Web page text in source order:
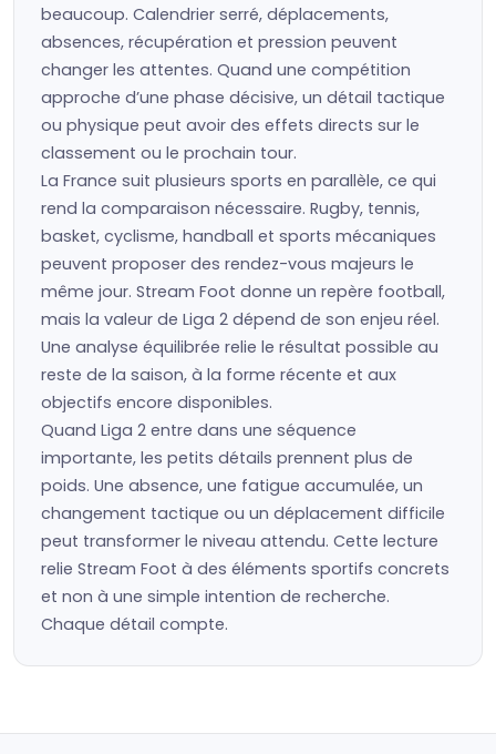
beaucoup. Calendrier serré, déplacements,
absences, récupération et pression peuvent
changer les attentes. Quand une compétition
approche d’une phase décisive, un détail tactique
ou physique peut avoir des effets directs sur le
classement ou le prochain tour.
La France suit plusieurs sports en parallèle, ce qui
rend la comparaison nécessaire. Rugby, tennis,
basket, cyclisme, handball et sports mécaniques
peuvent proposer des rendez-vous majeurs le
même jour. Stream Foot donne un repère football,
mais la valeur de Liga 2 dépend de son enjeu réel.
Une analyse équilibrée relie le résultat possible au
reste de la saison, à la forme récente et aux
objectifs encore disponibles.
Quand Liga 2 entre dans une séquence
importante, les petits détails prennent plus de
poids. Une absence, une fatigue accumulée, un
changement tactique ou un déplacement difficile
peut transformer le niveau attendu. Cette lecture
relie Stream Foot à des éléments sportifs concrets
et non à une simple intention de recherche.
Chaque détail compte.